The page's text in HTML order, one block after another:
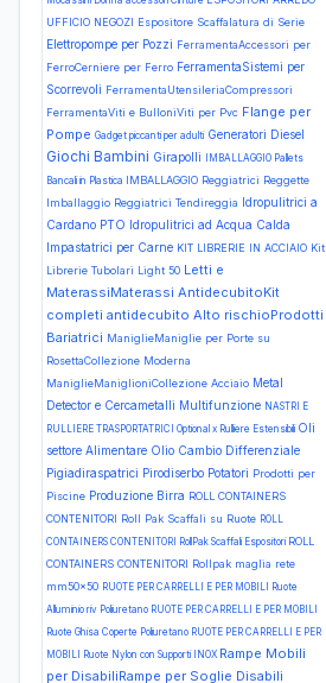
UFFICIO NEGOZI Espositore Scaffalatura di Serie
Elettropompe per Pozzi FerramentaAccessori per
FerroCerniere per Ferro FerramentaSistemi per
Scorrevoli FerramentaUtensileriaCompressori
FerramentaViti e BulloniViti per Pvc Flange per
Pompe Gadget piccanti per adulti Generatori Diesel
Giochi Bambini Girapolli
IMBALLAGGIO Pallets
Bancali in Plastica IMBALLAGGIO Reggiatrici Reggette
Imballaggio Reggiatrici Tendireggia Idropulitrici a
Cardano PTO Idropulitrici ad Acqua Calda
Impastatrici per Carne KIT LIBRERIE IN ACCIAIO Kit
Librerie Tubolari Light 50 Letti e
MaterassiMaterassi AntidecubitoKit
completi antidecubito Alto rischioProdotti
Bariatrici ManiglieManiglie per Porte su
RosettaCollezione Moderna
ManiglieManiglioniCollezione Acciaio Metal
Detector e Cercametalli Multifunzione NASTRI E
RULLIERE TRASPORTATRICI Optional x Rulliere Estensibili Oli
settore Alimentare Olio Cambio Differenziale
Pigiadiraspatrici Pirodiserbo Potatori Prodotti per
Piscine Produzione Birra ROLL CONTAINERS
CONTENITORI Roll Pak Scaffali su Ruote ROLL
CONTAINERS CONTENITORI RollPak Scaffali Espositori ROLL
CONTAINERS CONTENITORI Rollpak maglia rete
mm50x50 RUOTE PER CARRELLI E PER MOBILI Ruote
Alluminio riv Poliuretano RUOTE PER CARRELLI E PER MOBILI
Ruote Ghisa Coperte Poliuretano RUOTE PER CARRELLI E PER
MOBILI Ruote Nylon con Supporti INOX Rampe Mobili
per DisabiliRampe per Soglie Disabili